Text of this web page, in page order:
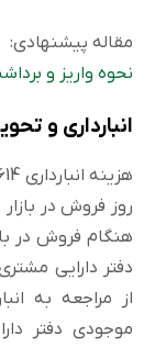
مقاله پیشنهادی:
نحوه واریز و
انبارداری و
روز فروش در
هنگام فروش در
دفتر دارایی
از مراجعه به
موجودی دفتر